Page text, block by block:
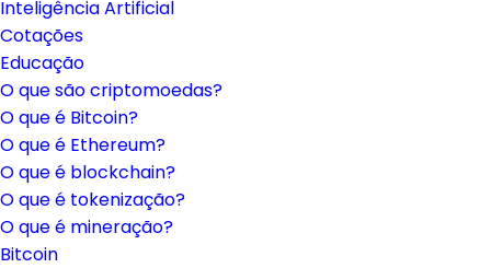
Inteligência Artificial
Cotações
Educação
O que são criptomoedas?
O que é Bitcoin?
O que é Ethereum?
O que é blockchain?
O que é tokenização?
O que é mineração?
Bitcoin